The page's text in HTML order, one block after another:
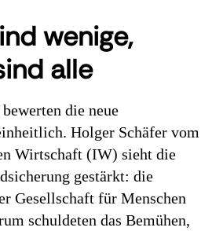
wenige,
alle
die neue
Holger Schäfer vom
Wirtschaft (IW) sieht die
gestärkt: die
Gesellschaft für Menschen
schuldeten das Bemühen,